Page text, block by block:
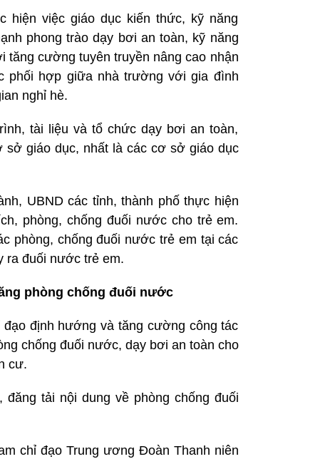
hiện việc giáo dục kiến thức, kỹ năng
phong trào dạy bơi an toàn, kỹ năng
cường tuyên truyền nâng cao nhận
phối hợp giữa nhà trường với gia đình
nghỉ hè.
tài liệu và tổ chức dạy bơi an toàn,
sở giáo dục, nhất là các cơ sở giáo dục
UBND các tỉnh, thành phố thực hiện
phòng, chống đuối nước cho trẻ em.
phòng, chống đuối nước trẻ em tại các
ra đuối nước trẻ em.
phòng chống đuối nước
định hướng và tăng cường công tác
chống đuối nước, dạy bơi an toàn cho
cư.
tải nội dung về phòng chống đuối
chỉ đạo Trung ương Đoàn Thanh niên